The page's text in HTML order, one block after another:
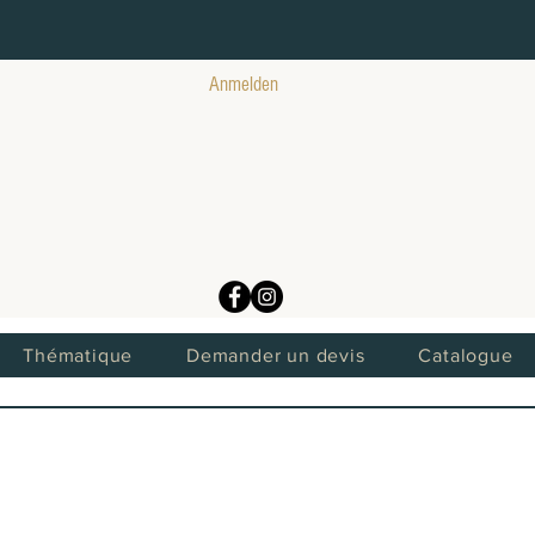
Anmelden
Thématique Demander un devis Catalogue